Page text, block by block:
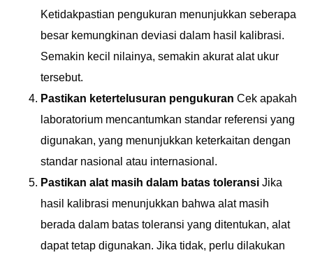
Ketidakpastian pengukuran menunjukkan seberapa
besar kemungkinan deviasi dalam hasil kalibrasi.
Semakin kecil nilainya, semakin akurat alat ukur
tersebut.
Pastikan ketertelusuran pengukuran Cek apakah
laboratorium mencantumkan standar referensi yang
digunakan, yang menunjukkan keterkaitan dengan
standar nasional atau internasional.
Pastikan alat masih dalam batas toleransi Jika
hasil kalibrasi menunjukkan bahwa alat masih
berada dalam batas toleransi yang ditentukan, alat
dapat tetap digunakan. Jika tidak, perlu dilakukan